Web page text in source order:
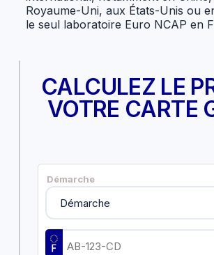
Royaume-Uni, aux États-Unis ou
le seul laboratoire Euro NCAP en
CALCULEZ LE
VOTRE CARTE
Démarche